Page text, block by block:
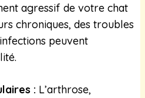
agressif de votre chat
chroniques, des troubles
peuvent
: L’arthrose,